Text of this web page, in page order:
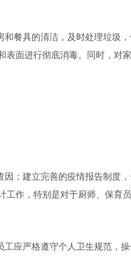
餐具的清洁，及时处理垃圾
表面进行彻底消毒。同时，对
；建立完善的疫情报告制度
工作，特别是对于厨师、保育
应严格遵守个人卫生规范，